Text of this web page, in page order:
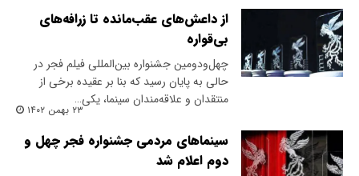
از داعش‌های عقب‌مانده تا زرافه‌های
بی‌قواره
چهل‌و‌دومین جشنواره بین‌المللی فیلم فجر در
حالی به پایان رسید که بنا بر عقیده برخی از
منتقدان و علاقه‌مندان سینما، یکی…
۲۳ بهمن ۱۴۰۲
سینماهای مردمی جشنواره فجر چهل و
دوم اعلام شد